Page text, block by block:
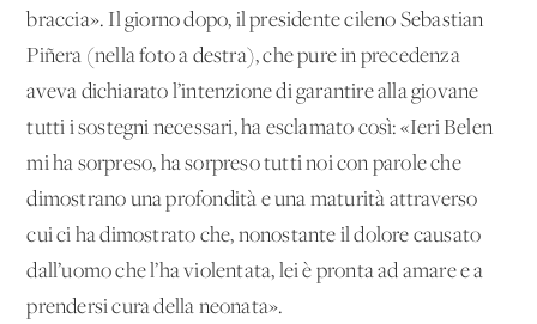
braccia». Il giorno dopo, il presidente cileno Sebastian
Piñera (nella foto a destra), che pure in precedenza
aveva dichiarato l’intenzione di garantire alla giovane
tutti i sostegni necessari, ha esclamato così: «Ieri Belen
mi ha sorpreso, ha sorpreso tutti noi con parole che
dimostrano una profondità e una maturità attraverso
cui ci ha dimostrato che, nonostante il dolore causato
dall’uomo che l’ha violentata, lei è pronta ad amare e a
prendersi cura della neonata».